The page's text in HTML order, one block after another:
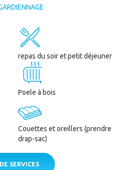
repas du soir et petit déjeuner
Poele à bois
Couettes et oreillers (prendre
drap-sac)
SERVICES